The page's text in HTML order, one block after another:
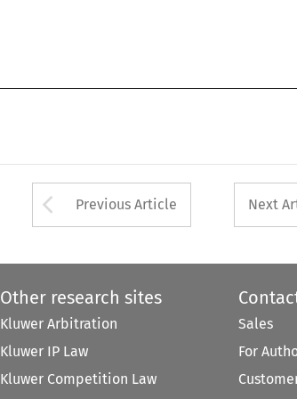
Arrow button used
Previous Article Next
Other research sites
Kluwer Arbitration
Kluwer IP Law
Kluwer Competition Law
Sales
For